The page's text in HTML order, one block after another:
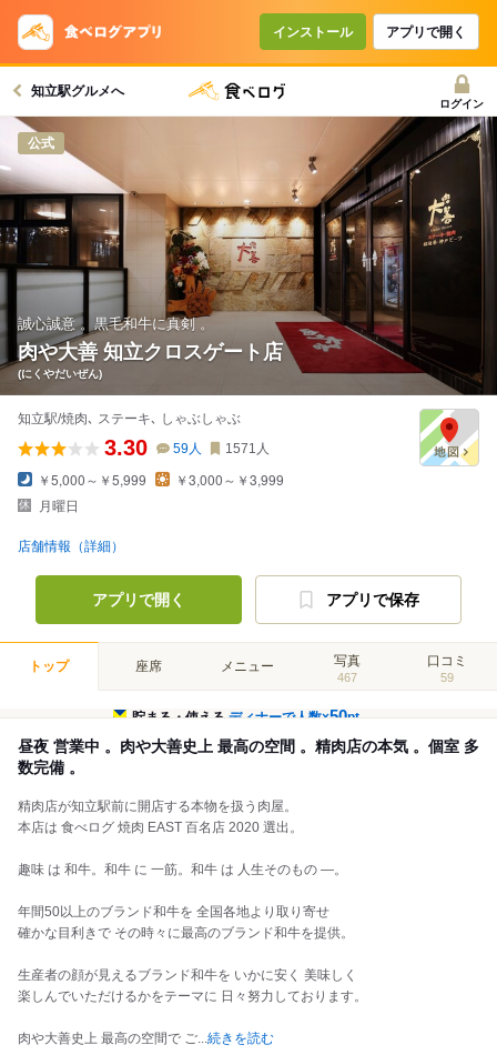
インストール アプリで開く
知立駅グルメへ
ログイン
公式
誠心誠意 。黒毛和牛に真剣 。
肉や大善 知立クロスゲート店
(にくやだいぜん)
知立駅/焼肉､ ステーキ､ しゃぶしゃぶ
3.30 59人 1571 人
￥5,000～￥5,999
￥3,000～￥3,999
月曜日
店舗情報（詳細）
アプリで開く アプリで保存
トップ 座席 メニュー 写真
467
口コミ
59
貯まる・使えるディナーで人数×50pt
昼夜 営業中 。肉や大善史上 最高の空間 。精肉店の本気 。個室 多
数完備 。
精肉店が知立駅前に開店する本物を扱う肉屋。
本店は 食べログ 焼肉 EAST 百名店 2020 選出。
趣味 は 和牛。和牛 に 一筋。和牛 は 人生そのもの ―。
年間50以上のブランド和牛を 全国各地より取り寄せ
確かな目利きで その時々に最高のブランド和牛を提供。
生産者の顔が見えるブランド和牛を いかに安く 美味しく
楽しんでいただけるかをテーマに 日々努力しております。
肉や大善史上 最高の空間で ご...続きを読む